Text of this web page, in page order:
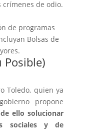
crímenes de odio.
de programas
Bolsas de
Posible)
Toledo, quien ya
propone
ello solucionar
sociales y de